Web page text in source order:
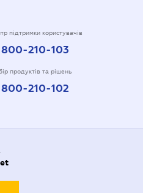
підтримки користувачів
210-103
продуктів та рішень
210-102